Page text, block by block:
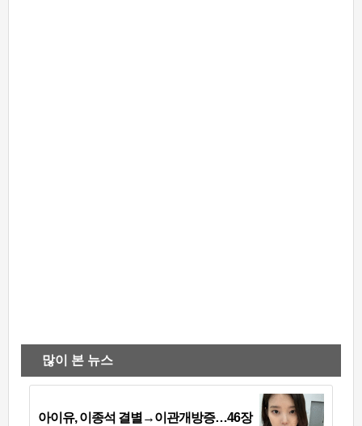
많이 본 뉴스
아이유, 이종석 결별→이관개방증…46장